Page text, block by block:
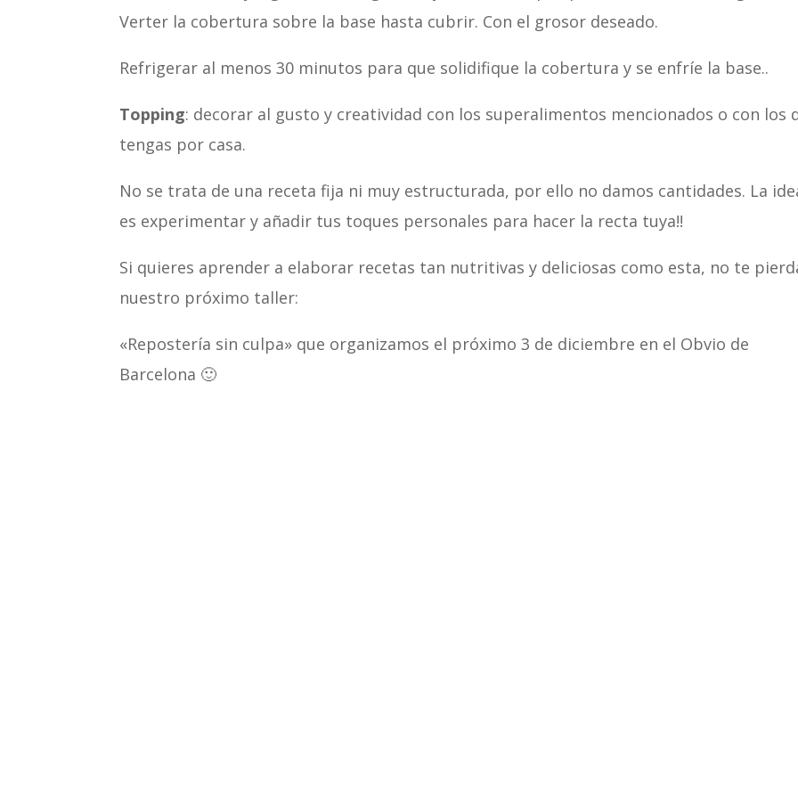
Verter la cobertura sobre la base hasta cubrir. Con el grosor deseado.
Refrigerar al menos 30 minutos para que solidifique la cobertura y se enfríe la base..
Topping: decorar al gusto y creatividad con los superalimentos mencionados o con los
tengas por casa.
No se trata de una receta fija ni muy estructurada, por ello no damos cantidades. La
es experimentar y añadir tus toques personales para hacer la recta tuya!!
Si quieres aprender a elaborar recetas tan nutritivas y deliciosas como esta, no te
nuestro próximo taller:
«Repostería sin culpa» que organizamos el próximo 3 de diciembre en el Obvio de
Barcelona 🙂